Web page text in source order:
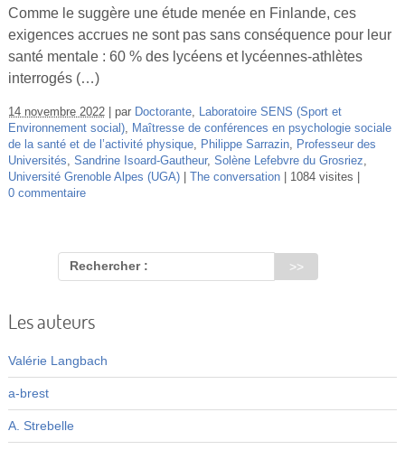
Comme le suggère une étude menée en Finlande, ces
exigences accrues ne sont pas sans conséquence pour leur
santé mentale : 60 % des lycéens et lycéennes-athlètes
interrogés (…)
14 novembre 2022 par Doctorante,
Laboratoire SENS (Sport et
Environnement social),
Maîtresse de conférences en psychologie sociale
de la santé et de l’activité physique, Philippe Sarrazin,
Professeur des
Universités
Sandrine Isoard-Gautheur, Solène Lefebvre du Grosriez
Université Grenoble Alpes (UGA)
The conversation
1084 visites
0 commentaire
Rechercher :
Les auteurs
Valérie Langbach
a-brest
A. Strebelle